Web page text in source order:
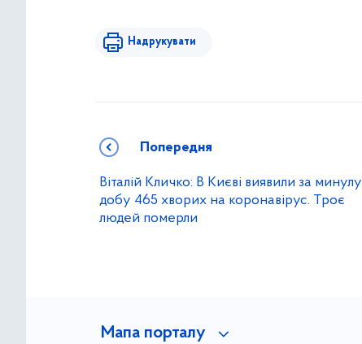
Надрукувати
Попередня
Віталій Кличко: В Києві виявили за минулу
добу 465 хворих на коронавірус. Троє
людей померли
Мапа порталу